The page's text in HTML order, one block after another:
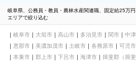
岐阜県、公務員・教員・農林水産関連職、固定給25万
エリアで絞り込む
岐阜市 大垣市 高山市 多治見市 関市 中
恵那市
美濃加茂市 土岐市 各務原市 可児市
本巣市
郡上市 下呂市 海津市
揖斐郡（揖